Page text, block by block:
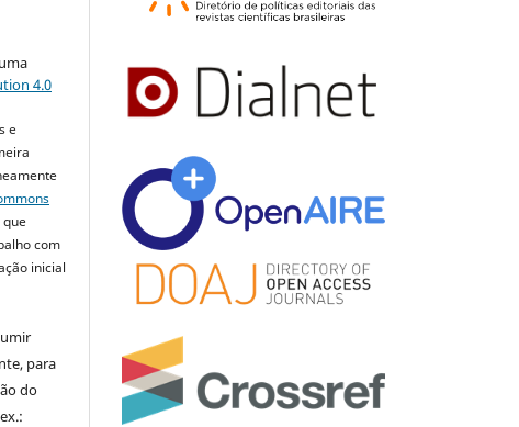
4.0
e
que
com
inicial
para
do